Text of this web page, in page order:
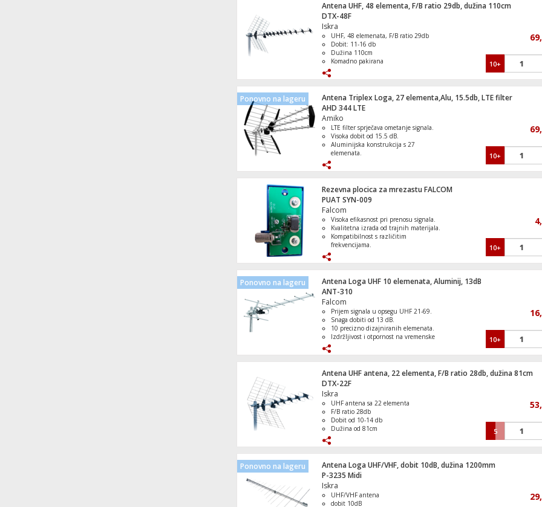
Antena UHF, 48 elementa, F/B ratio 29db, dužina 110cm
DTX-48F
Iskra
UHF, 48 elemenata, F/B ratio 29db
Dobit: 11-16 db
Dužina 110cm
Komadno pakirana
pojačalom DTX/Triplex
10+
Ponovno na lageru
Antena Triplex Loga, 27 elementa,Alu, 15.5db, LTE filter
AHD 344 LTE
Amiko
LTE filter sprječava ometanje signala.
Visoka dobit od 15.5 dB.
Aluminijska konstrukcija s 27
elemenata.
DVB-T ready, prijem digitalnih signala.
10+
Rezevna plocica za mrezastu FALCOM
PUAT SYN-009
Falcom
Visoka efikasnost pri prenosu signala.
Kvalitetna izrada od trajnih materijala.
Kompatibilnost s različitim
frekvencijama.
signala.
Pouzdanost i jamstvo kvalitete
proizvođača.
10+
Ponovno na lageru
Antena Loga UHF 10 elemenata, Aluminij, 13dB
ANT-310
Falcom
Prijem signala u opsegu UHF 21-69.
Snaga dobiti od 13 dB.
10 precizno dizajniranih elemenata.
Izdržljivost i otpornost na vremenske
DVB-T ready za prijem digitalnih
signala.
10+
Antena UHF antena, 22 elementa, F/B ratio 28db, dužina 81cm
DTX-22F
Iskra
UHF antena sa 22 elementa
F/B ratio 28db
Dobit od 10-14 db
Dužina od 81cm
5
Ponovno na lageru
Antena Loga UHF/VHF, dobit 10dB, dužina 1200mm
P-3235 Midi
Iskra
UHF/VHF antena
dobit 10dB